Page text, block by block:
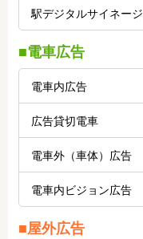
駅デジタルサイネージ
■電車広告
電車内広告
広告貸切電車
電車外（車体）広告
電車内ビジョン広告
■屋外広告